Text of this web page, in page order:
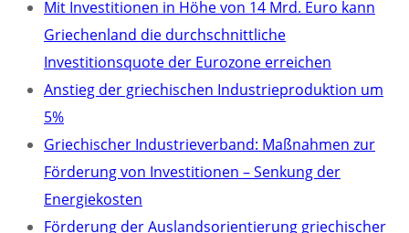
Mit Investitionen in Höhe von 14 Mrd. Euro kann
Griechenland die durchschnittliche
Investitionsquote der Eurozone erreichen
Anstieg der griechischen Industrieproduktion um
5%
Griechischer Industrieverband: Maßnahmen zur
Förderung von Investitionen – Senkung der
Energiekosten
Förderung der Auslandsorientierung griechischer